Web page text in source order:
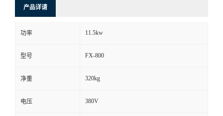
产品详请
功率 11.5kw
型号 FX-800
净重 320kg
电压 380V